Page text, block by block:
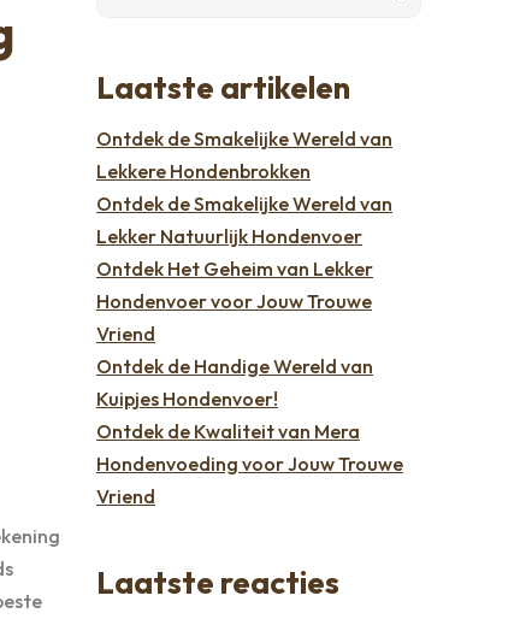
Laatste artikelen
Ontdek de Smakelijke Wereld van
Lekkere Hondenbrokken
Ontdek de Smakelijke Wereld van
Lekker Natuurlijk Hondenvoer
Ontdek Het Geheim van Lekker
Hondenvoer voor Jouw Trouwe
Vriend
Ontdek de Handige Wereld van
Kuipjes Hondenvoer!
Ontdek de Kwaliteit van Mera
Hondenvoeding voor Jouw Trouwe
Vriend
Laatste reacties